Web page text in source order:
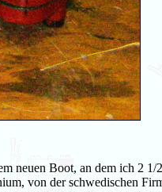
neuen Boot, an dem ich 2 1/
von der schwedischen